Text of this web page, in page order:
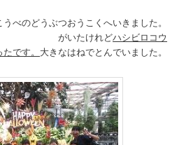
べのどうぶつおうこくへいきました。
つ がいたけれどハシビロコウ
です。 大きなはねでとんでいました。